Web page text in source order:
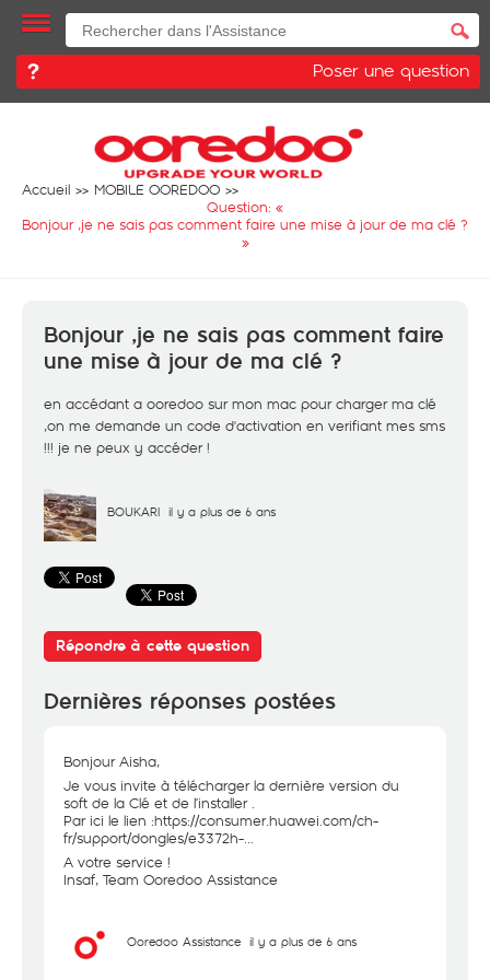
Poser une question
Accueil
MOBILE OOREDOO
Question: «
Bonjour ,je ne sais pas comment faire une mise à jour de ma clé ?
»
Bonjour ,je ne sais pas comment faire
une mise à jour de ma clé ?
en accédant a ooredoo sur mon mac pour charger ma clé
,on me demande un code d'activation en verifiant mes sms
!!! je ne peux y accéder !
BOUKARI il y a plus de 6 ans
Répondre à cette question
Dernières réponses postées
Bonjour Aisha,
Je vous invite à télécharger la dernière version du
soft de la Clé et de l’installer .
Par ici le lien :https://consumer.huawei.com/ch-
fr/support/dongles/e3372h-...
A votre service !
Insaf, Team Ooredoo Assistance
Ooredoo Assistance il y a plus de 6 ans